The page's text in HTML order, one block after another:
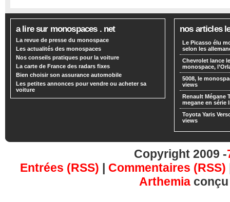
a lire sur monospaces . net
La revue de presse du monospace
Les actualités des monospaces
Nos conseils pratiques pour la voiture
La carte de France des radars fixes
Bien choisir son assurance automobile
Les petites annonces pour vendre ou acheter sa
voiture
nos articles
Le Picasso élu
selon les
Chevrolet lance
monospace,
5008, le
views
Renault Mégane
megane en série
Toyota Yaris
views
Copyright 2009 -
Entrées (RSS) | Commentaires (RSS)
Arthemia